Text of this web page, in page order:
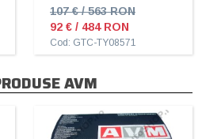
107 € / 563 RON
92 € / 484 RON
Cod: GTC-TY08571
AVM